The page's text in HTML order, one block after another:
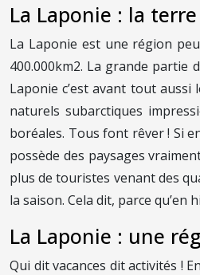
La Laponie : la
La Laponie est une région
400.000km2. La grande partie
Laponie c’est avant tout
naturels subarctiques
boréales. Tous font rêver ! Si
possède des paysages
plus de touristes venant des
la saison. Cela dit, parce
La Laponie : une
Qui dit vacances dit activités !